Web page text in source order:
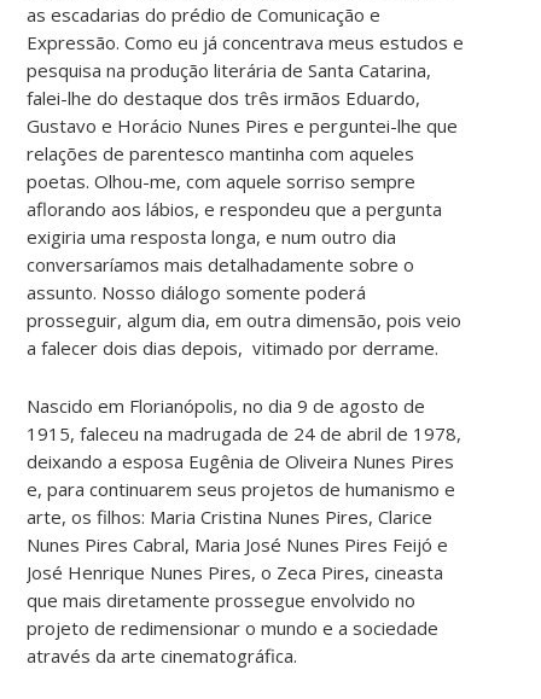
as escadarias do prédio de Comunicação e
Expressão. Como eu já concentrava meus estudos e
pesquisa na produção literária de Santa Catarina,
falei-lhe do destaque dos três irmãos Eduardo,
Gustavo e Horácio Nunes Pires e perguntei-lhe que
relações de parentesco mantinha com aqueles
poetas. Olhou-me, com aquele sorriso sempre
aflorando aos lábios, e respondeu que a pergunta
exigiria uma resposta longa, e num outro dia
conversaríamos mais detalhadamente sobre o
assunto. Nosso diálogo somente poderá
prosseguir, algum dia, em outra dimensão, pois veio
a falecer dois dias depois, vitimado por derrame.
Nascido em Florianópolis, no dia 9 de agosto de
1915, faleceu na madrugada de 24 de abril de 1978,
deixando a esposa Eugênia de Oliveira Nunes Pires
e, para continuarem seus projetos de humanismo e
arte, os filhos: Maria Cristina Nunes Pires, Clarice
Nunes Pires Cabral, Maria José Nunes Pires Feijó e
José Henrique Nunes Pires, o Zeca Pires, cineasta
que mais diretamente prossegue envolvido no
projeto de redimensionar o mundo e a sociedade
através da arte cinematográfica.